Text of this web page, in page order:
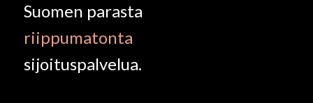
Suomen parasta
riippumatonta
sijoituspalvelua.